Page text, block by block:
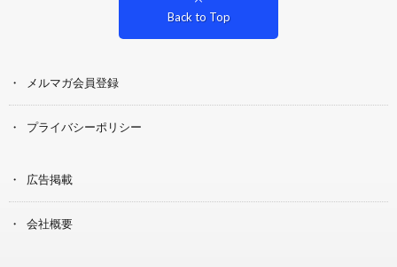
Back to Top
メルマガ会員登録
プライバシーポリシー
広告掲載
会社概要